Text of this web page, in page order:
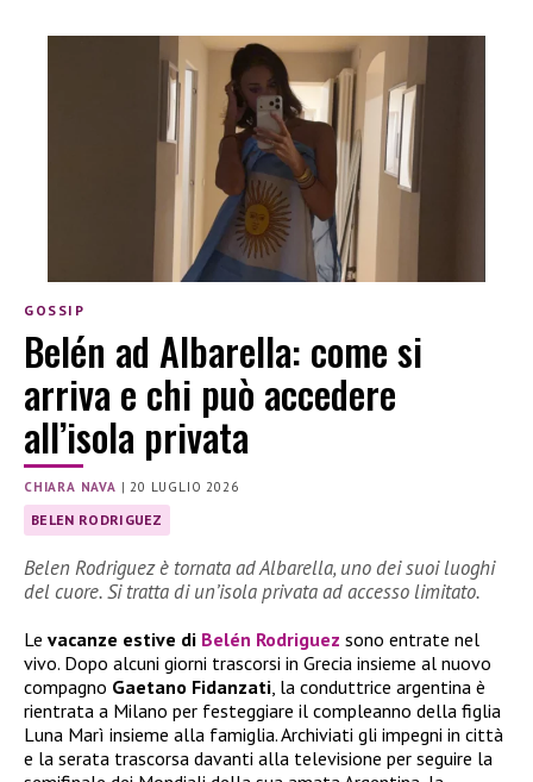
GOSSIP
Belén ad Albarella: come si
arriva e chi può accedere
all’isola privata
CHIARA NAVA |20 LUGLIO 2026
BELEN RODRIGUEZ
Belen Rodriguez è tornata ad Albarella, uno dei suoi luoghi
del cuore. Si tratta di un’isola privata ad accesso limitato.
Le vacanze estive di Belén Rodriguez sono entrate nel
vivo. Dopo alcuni giorni trascorsi in Grecia insieme al nuovo
compagno Gaetano Fidanzati, la conduttrice argentina è
rientrata a Milano per festeggiare il compleanno della figlia
Luna Marì insieme alla famiglia. Archiviati gli impegni in città
e la serata trascorsa davanti alla televisione per seguire la